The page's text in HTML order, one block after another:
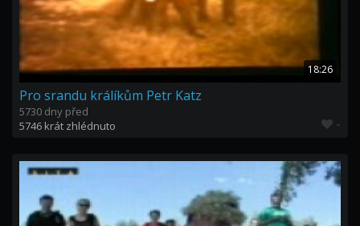
18:26
Pro srandu králíkům Petr Katz
5730 dny před
5746 krát zhlédnuto
-